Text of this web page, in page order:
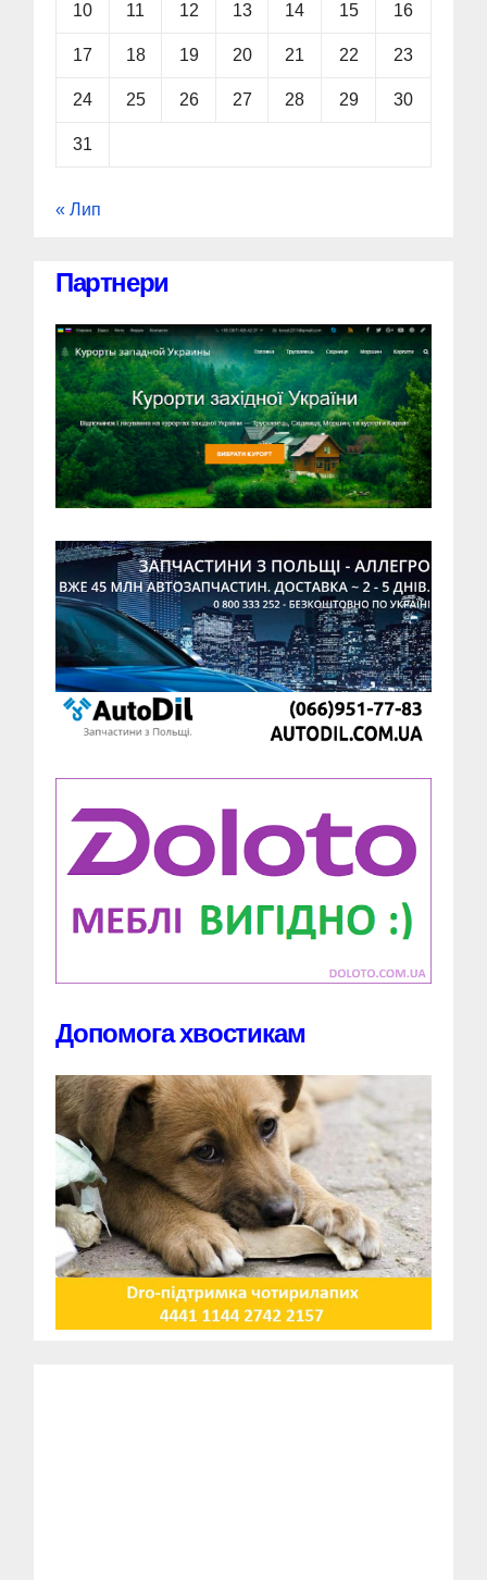
10 11 12 13 14 15 16
17 18 19 20 21 22 23
24 25 26 27 28 29 30
31
« Лип
Партнери
Допомога хвостикам